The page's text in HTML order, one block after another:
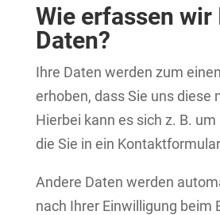
Wie erfassen wir
Daten?
Ihre Daten werden zum
erhoben, dass Sie uns diese
Hierbei kann es sich z. B.
die Sie in ein
Andere Daten werden
nach Ihrer Einwilligung beim